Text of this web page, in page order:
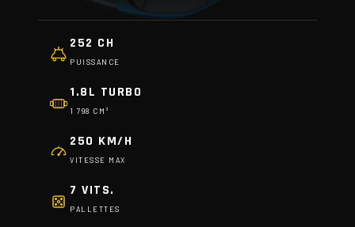
252 CH
PUISSANCE
1.8L TURBO
1 798 CM³
250 KM/H
VITESSE MAX
7 VITS.
PALLETTES